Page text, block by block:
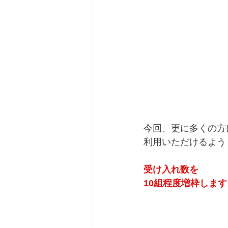
今回、更に多くの方
利用いただけるよう
受け入れ数を
10組程度増枠しま